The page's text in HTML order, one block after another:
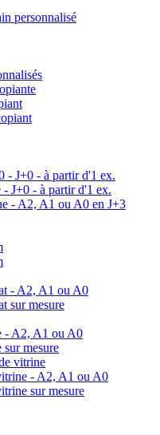
personnalisé
J+0 - à partir d'1 ex.
J+0 - à partir d'1 ex.
- A2, A1 ou A0 en J+3
- A2, A1 ou A0
sur mesure
- A2, A1 ou A0
sur mesure
vitrine
- A2, A1 ou A0
sur mesure